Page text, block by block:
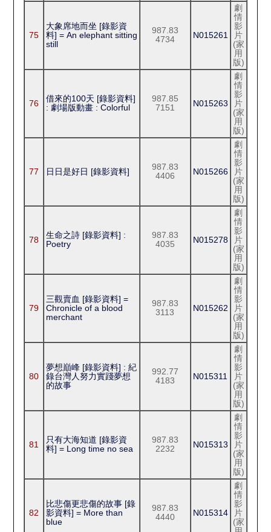
75
大象席地而坐 [錄影資
料] = An elephant sitting
still
987.83
4734
N015261
劇
情
影
片
(家
用
版)
76
借來的100天 [錄影資料]
: 劇場版動畫 : Colorful
987.85
7151
N015263
劇
情
影
片
(家
用
版)
77 日日是好日 [錄影資料]
987.83
4406
N015266
劇
情
影
片
(家
用
版)
78
生命之詩 [錄影資料] :
Poetry
987.83
4035
N015278
劇
情
影
片
(家
用
版)
79
三觀賣血 [錄影資料] =
Chronicle of a blood
merchant
987.83
3113
N015262
劇
情
影
片
(家
用
版)
80
夢想巔峰 [錄影資料] : 紀
錄台灣人努力實踐夢想
的故事
992.77
4183
N015311
劇
情
影
片
(家
用
版)
81
只有大海知道 [錄影資
料] = Long time no sea
987.83
2232
N015313
劇
情
影
片
(家
用
版)
82
比悲傷更悲傷的故事 [錄
影資料] = More than
blue
987.83
4440
N015314
劇
情
影
片
(家